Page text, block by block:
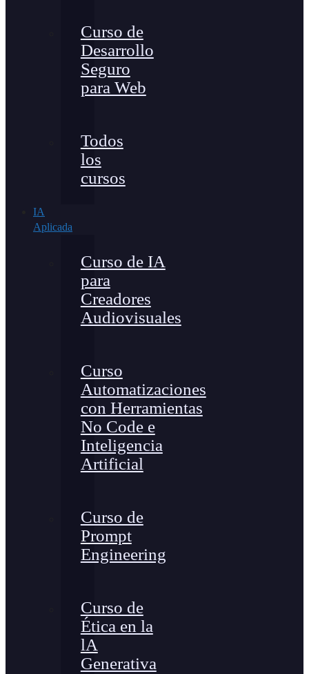
Curso de
Desarrollo
Seguro
para Web
Todos
los
cursos
IA
Aplicada
Curso de IA
para
Creadores
Audiovisuales
Curso
Automatizaciones
con Herramientas
No Code e
Inteligencia
Artificial
Curso de
Prompt
Engineering
Curso de
Ética en la
lA
Generativa